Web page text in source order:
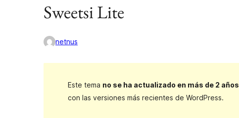
Sweetsi Lite
netnus
Este tema no se ha actualizado en más de 2 años
con las versiones más recientes de WordPress.